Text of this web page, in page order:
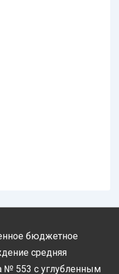
бюджетное
средняя
№ 553 с углубленным